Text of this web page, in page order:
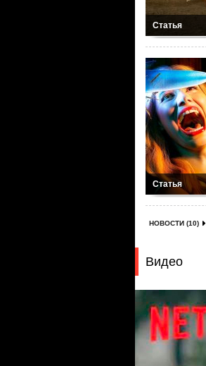
Статья
Статья
НОВОСТИ (10)
Видео